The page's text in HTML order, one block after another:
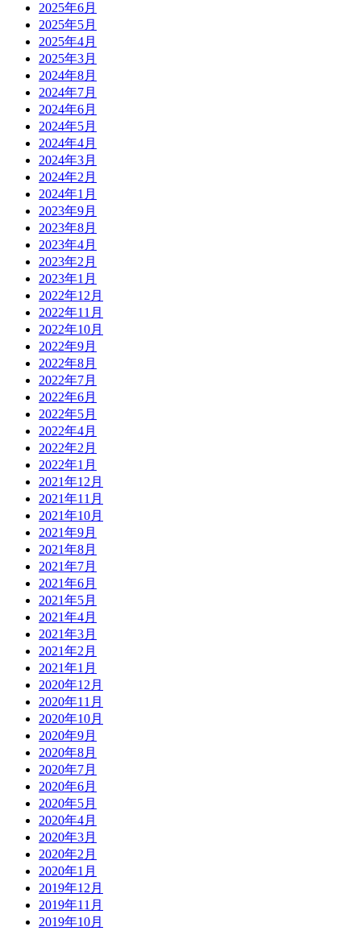
2025年6月
2025年5月
2025年4月
2025年3月
2024年8月
2024年7月
2024年6月
2024年5月
2024年4月
2024年3月
2024年2月
2024年1月
2023年9月
2023年8月
2023年4月
2023年2月
2023年1月
2022年12月
2022年11月
2022年10月
2022年9月
2022年8月
2022年7月
2022年6月
2022年5月
2022年4月
2022年2月
2022年1月
2021年12月
2021年11月
2021年10月
2021年9月
2021年8月
2021年7月
2021年6月
2021年5月
2021年4月
2021年3月
2021年2月
2021年1月
2020年12月
2020年11月
2020年10月
2020年9月
2020年8月
2020年7月
2020年6月
2020年5月
2020年4月
2020年3月
2020年2月
2020年1月
2019年12月
2019年11月
2019年10月